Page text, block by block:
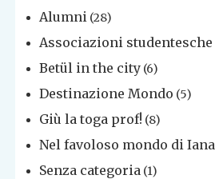
Alumni (28)
Associazioni studentesche
Betül in the city (6)
Destinazione Mondo (5)
Giù la toga prof! (8)
Nel favoloso mondo di Iana
Senza categoria (1)